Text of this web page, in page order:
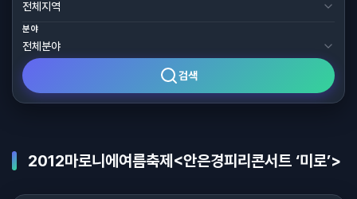
분야
검색
2012마로니에여름축제<안은경피리콘서트 ‘미로’>